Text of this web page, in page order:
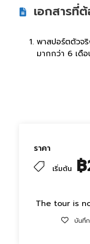
ราคา
เริ่มต้น
The tour is
บันทึ
เอกสารที่
พาสปอร์ตตัวจ
มากกว่า 6 เดื